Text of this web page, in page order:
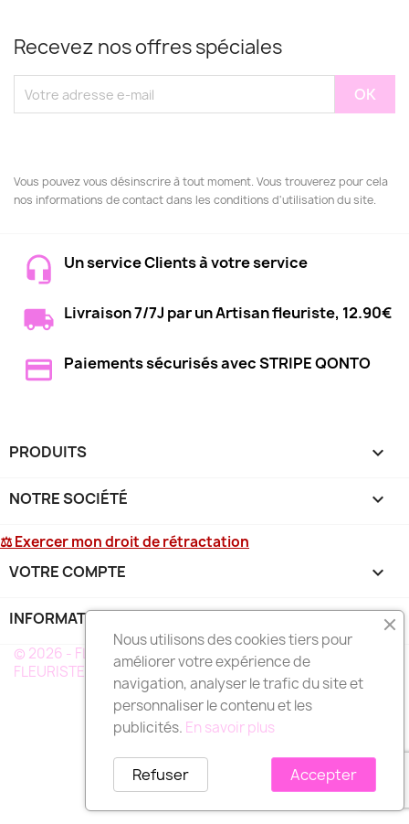
Recevez nos offres spéciales
Vous pouvez vous désinscrire à tout moment. Vous trouverez pour cela
nos informations de contact dans les conditions d'utilisation du site.
Un service Clients à votre service
Livraison 7/7J par un Artisan fleuriste, 12.90€
Paiements sécurisés avec STRIPE QONTO
PRODUITS 
NOTRE SOCIÉTÉ 
⚖ Exercer mon droit de rétractation
VOTRE COMPTE 
INFORMATIONS keyboard_arrow_down
© 2026 - FLEURS DEUIL MARTINIQUE - UN RÉSEAU DE
FLEURISTE A VOTRE SERVICE EN MARTINIQUE
Nous utilisons des cookies tiers pour
améliorer votre expérience de
navigation, analyser le trafic du site et
personnaliser le contenu et les
publicités. En savoir plus
Accepter
Refuser